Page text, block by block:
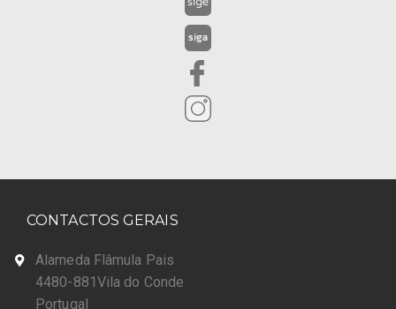
CONTACTOS GERAIS
Alameda Flâmula Pais
4480-881Vila do Conde
Portugal